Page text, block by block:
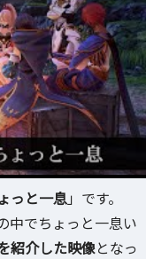
っと一息」です。
中でちょっと一息い
紹介した映像となっ